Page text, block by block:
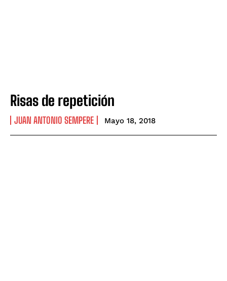
Risas de repetición
JUAN ANTONIO SEMPERE Mayo 18, 2018